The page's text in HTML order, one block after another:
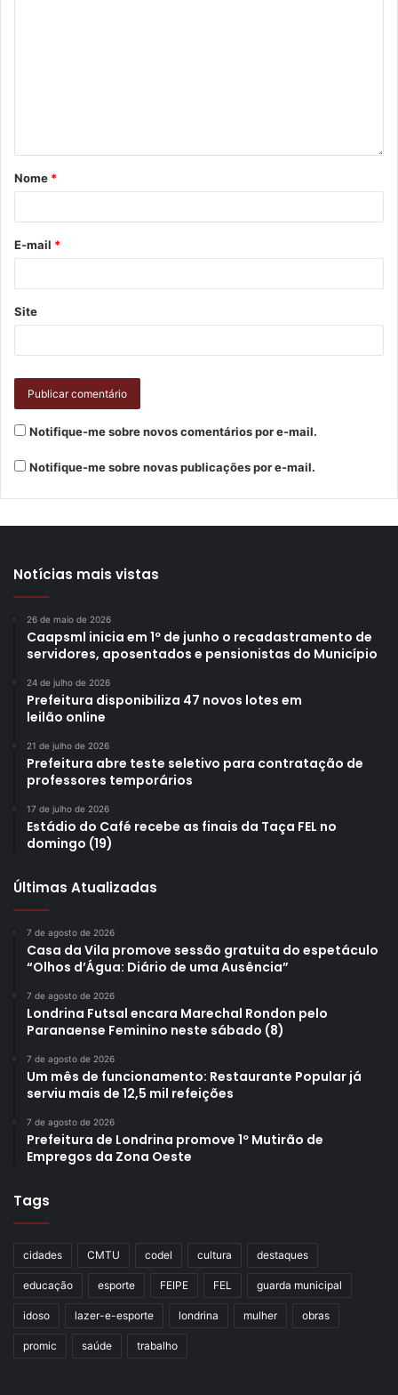
Nome *
E-mail *
Site
Notifique-me sobre novos comentários por e-mail.
Notifique-me sobre novas publicações por e-mail.
Notícias mais vistas
26 de maio de 2026
Caapsml inicia em 1º de junho o recadastramento de
servidores, aposentados e pensionistas do Município
24 de julho de 2026
Prefeitura disponibiliza 47 novos lotes em
leilão online
21 de julho de 2026
Prefeitura abre teste seletivo para contratação de
professores temporários
17 de julho de 2026
Estádio do Café recebe as finais da Taça FEL no
domingo (19)
Últimas Atualizadas
7 de agosto de 2026
Casa da Vila promove sessão gratuita do espetáculo
“Olhos d’Água: Diário de uma Ausência”
7 de agosto de 2026
Londrina Futsal encara Marechal Rondon pelo
Paranaense Feminino neste sábado (8)
7 de agosto de 2026
Um mês de funcionamento: Restaurante Popular já
serviu mais de 12,5 mil refeições
7 de agosto de 2026
Prefeitura de Londrina promove 1º Mutirão de
Empregos da Zona Oeste
Tags
cidades CMTU codel cultura destaques
educação esporte FEIPE FEL guarda municipal
idoso lazer-e-esporte londrina mulher obras
promic saúde trabalho